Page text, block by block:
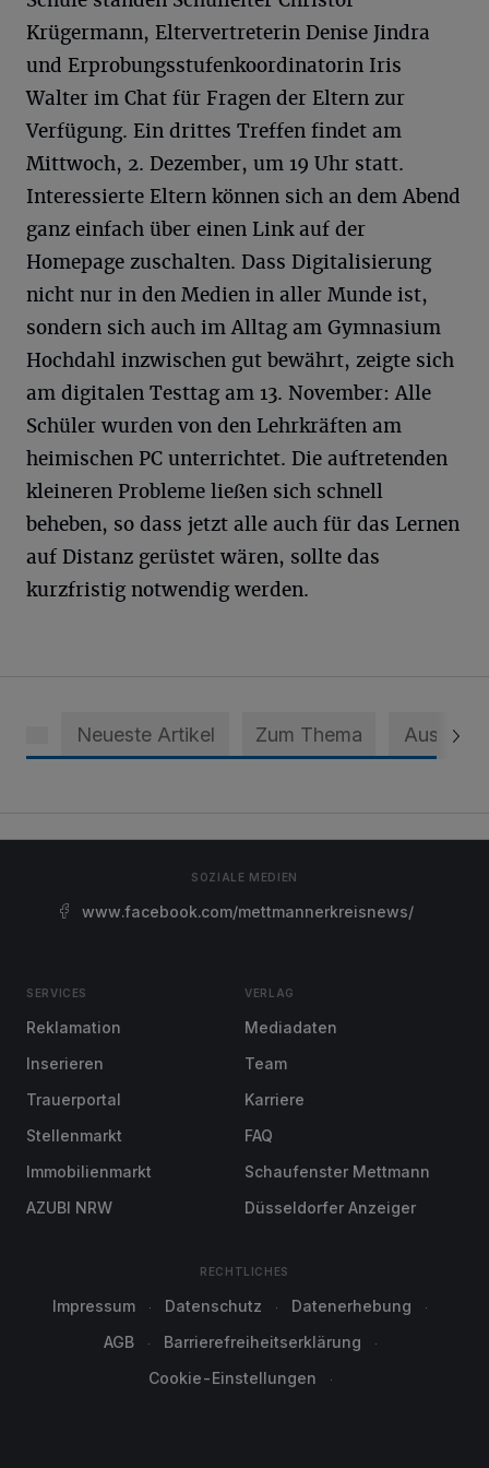
Krügermann, Eltervertreterin Denise Jindra
und Erprobungsstufenkoordinatorin Iris
Walter im Chat für Fragen der Eltern zur
Verfügung. Ein drittes Treffen findet am
Mittwoch, 2. Dezember, um 19 Uhr statt.
Interessierte Eltern können sich an dem Abend
ganz einfach über einen Link auf der
Homepage zuschalten. Dass Digitalisierung
nicht nur in den Medien in aller Munde ist,
sondern sich auch im Alltag am Gymnasium
Hochdahl inzwischen gut bewährt, zeigte sich
am digitalen Testtag am 13. November: Alle
Schüler wurden von den Lehrkräften am
heimischen PC unterrichtet. Die auftretenden
kleineren Probleme ließen sich schnell
beheben, so dass jetzt alle auch für das Lernen
auf Distanz gerüstet wären, sollte das
kurzfristig notwendig werden.
Neueste Artikel Zum Thema Aus dem
SOZIALE MEDIEN
www.facebook.com/mettmannerkreisnews/
SERVICES
Reklamation
Inserieren
Trauerportal
Stellenmarkt
Immobilienmarkt
AZUBI NRW
VERLAG
Mediadaten
Team
Karriere
FAQ
Schaufenster Mettmann
Düsseldorfer Anzeiger
RECHTLICHES
Impressum Datenschutz
Datenerhebung
AGB
Barrierefreiheitserklärung
Cookie-Einstellungen